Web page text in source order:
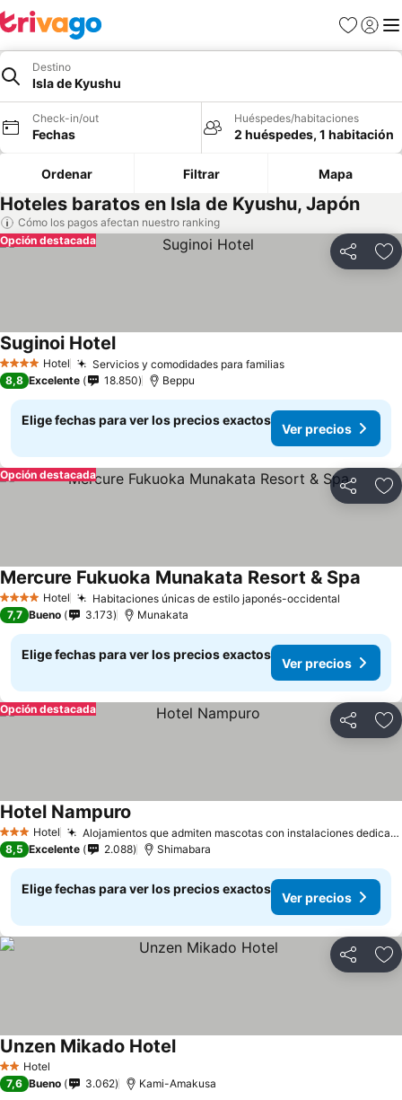
Favoritos
Iniciar
Destino
Isla de Kyushu
Check-in/out
Fechas
Huéspedes/habitaciones
2 huéspedes, 1 habitación
Ordenar Filtrar Mapa
Hoteles baratos en Isla de Kyushu, Japón
Cómo los pagos afectan nuestro ranking
Compartir
Opción destacada
4 EstrellasHotel Servicios y comodidades para familiasVer precios
Suginoi HotelVer precios
8,8 Excelente 18.850 Beppu
Elige fechas para ver los precios exactos
Ver precios
Compartir
Opción destacada
4 EstrellasHotel Habitaciones únicas de estilo japonés-occidental
Mercure Fukuoka Munakata Resort & Spa
7,7 Bueno 3.173 Munakata
Elige fechas para ver los precios exactos
Ver precios
Compartir
Opción destacada
3 Estrellas
Hotel Alojamientos que admiten mascotas con instalaciones dedicadas
Hotel Nampuro
8,5 Excelente 2.088 Shimabara
Elige fechas para ver los precios exactos
Ver precios
Compartir
2 Estrellas
Hotel
Unzen Mikado HotelVer precios
7,6 Bueno 3.062 Kami-Amakusa